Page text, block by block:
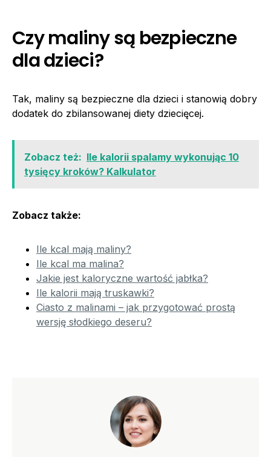
Czy maliny są bezpieczne
dla dzieci?
Tak, maliny są bezpieczne dla dzieci i stanowią dobry
dodatek do zbilansowanej diety dziecięcej.
Zobacz też: Ile kalorii spalamy wykonując 10
tysięcy kroków? Kalkulator
Zobacz także:
Ile kcal mają maliny?
Ile kcal ma malina?
Jakie jest kaloryczne wartość jabłka?
Ile kalorii mają truskawki?
Ciasto z malinami – jak przygotować prostą
wersję słodkiego deseru?